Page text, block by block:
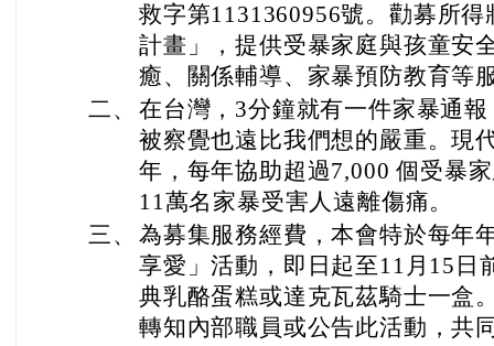
救字第1131360956號。勸募所
計畫」，提供受暴家庭與孩童安
癒、關係輔導、家暴預防教育等
二、 在台灣，3分鐘就有一件家暴通
被察覺也遠比我們想的嚴重。現
年，每年協助超過7,000 個受暴
11萬名家暴受害人遠離傷痛。
三、 為募集服務經費，本會特於每年
享愛」活動，即日起至11月15日
典乳酪蛋糕或達克瓦茲騎士一盒
轉知內部職員或公告此活動，共